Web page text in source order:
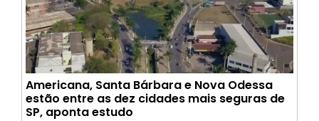
Americana, Santa Bárbara e Nova Odessa
estão entre as dez cidades mais seguras de
SP, aponta estudo